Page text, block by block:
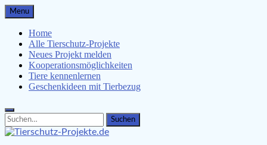
Skip
to
content
Menu
Home
Alle Tierschutz-Projekte
Neues Projekt melden
Kooperationsmöglichkeiten
Tiere kennenlernen
Geschenkideen mit Tierbezug
Search
for:
Search